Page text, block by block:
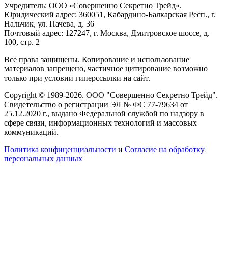
Учредитель: ООО «Совершенно Секретно Трейд».
Юридический адрес: 360051, Кабардино-Балкарская Респ., г.
Нальчик, ул. Пачева, д. 36
Почтовый адрес: 127247, г. Москва, Дмитровское шоссе, д.
100, стр. 2
Все права защищены. Копирование и использование
материалов запрещено, частичное цитирование возможно
только при условии гиперссылки на сайт.
Copyright © 1989-2026. ООО "Совершенно Секретно Трейд".
Свидетельство о регистрации ЭЛ № ФС 77-79634 от
25.12.2020 г., выдано Федеральной службой по надзору в
сфере связи, информационных технологий и массовых
коммуникаций.
Политика конфиценциальности и Согласие на обработку
персональных данных